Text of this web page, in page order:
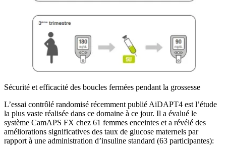
Sécurité et efficacité des boucles fermées pendant la grossesse
L’essai contrôlé randomisé récemment publié AiDAPT4 est l’étude
la plus vaste réalisée dans ce domaine à ce jour. Il a évalué le
système CamAPS FX chez 61 femmes enceintes et a révélé des
améliorations significatives des taux de glucose maternels par
rapport à une administration d’insuline standard (63 participantes):